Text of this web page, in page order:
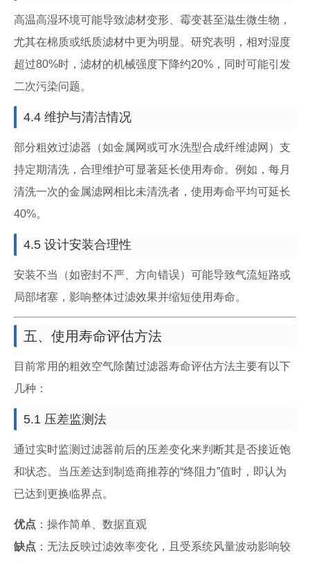
高温高湿环境可能导致滤材变形、霉变甚至滋生微生物，
尤其在棉质或纸质滤材中更为明显。研究表明，相对湿度
超过80%时，滤材的机械强度下降约20%，同时可能引发
二次污染问题。
4.4 维护与清洁情况
部分粗效过滤器（如金属网或可水洗型合成纤维滤网）支
持定期清洗，合理维护可显著延长使用寿命。例如，每月
清洗一次的金属滤网相比未清洗者，使用寿命平均可延长
40%。
4.5 设计安装合理性
安装不当（如密封不严、方向错误）可能导致气流短路或
局部堵塞，影响整体过滤效果并缩短使用寿命。
五、使用寿命评估方法
目前常用的粗效空气除菌过滤器寿命评估方法主要有以下
几种：
5.1 压差监测法
通过实时监测过滤器前后的压差变化来判断其是否接近饱
和状态。当压差达到制造商推荐的“终阻力”值时，即认为
已达到更换临界点。
优点 ：操作简单、数据直观
缺点 ：无法反映过滤效率变化，且受系统风量波动影响较